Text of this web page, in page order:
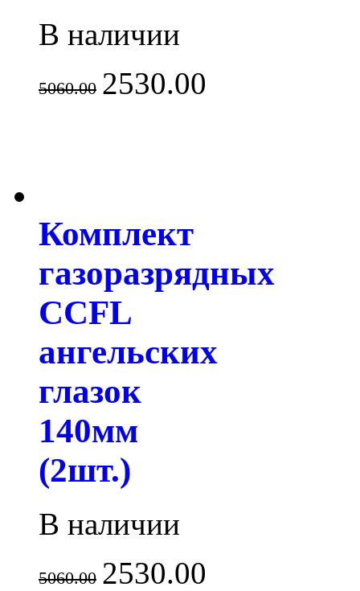
В наличии
5060.00 2530.00
Комплект
газоразрядных
CCFL
ангельских
глазок
140мм
(2шт.)
В наличии
5060.00 2530.00